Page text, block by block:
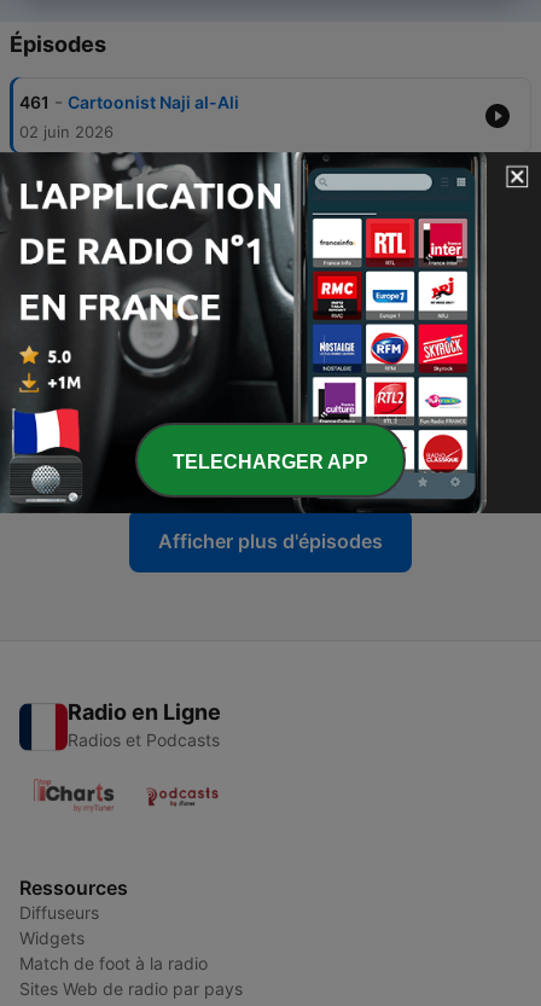
Épisodes
461 - Cartoonist Naji al-Ali
02 juin 2026
460 - Cleopatra picked by Kate Williams
01 juin 2026
459 - Ade Edmondson on singer Sandy Denny
Tony Garnett picked by Harry Bradbeer
19 mai 2026
457 - Peter Cook picked by Jon Harvey aka Count
Binface
19 mai 2026
Afficher plus d'épisodes
Radio en Ligne
Radios et Podcasts
Ressources
Diffuseurs
Widgets
Match de foot à la radio
Sites Web de radio par pays
TELECHARGER APP